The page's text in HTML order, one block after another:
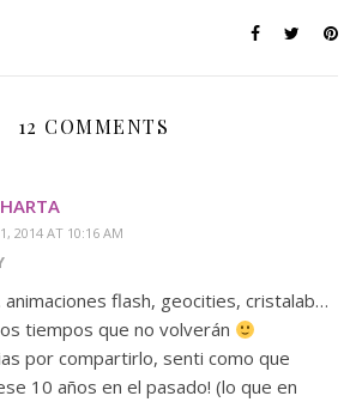
12 COMMENTS
2014 AT 10:16 AM
animaciones flash, geocities, cristalab…
tiempos que no volverán
por compartirlo, senti como que
10 años en el pasado! (lo que en